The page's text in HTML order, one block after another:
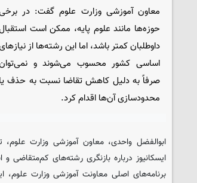
معاون آموزشی وزارت علوم گفت: در
حوزه‌ها مانند علوم پایه، ممکن است
داوطلبان کمتر باشد، اما این رشته‌ها از
اساسی کشور محسوب می‌شوند و
صرفاً به دلیل کاهش تقاضا نسبت به حذف یا
محدودسازی آن‌ها اقدام کرد.
ابوالفضل واحدی، معاون آموزشی وزارت
ایسکانیوز درباره بازنگری رشته‌های کم‌متقاضی و
برنامه‌های اصلی معاونت آموزشی وزارت